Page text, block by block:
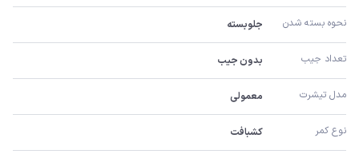
نحوه بسته شدن جلوبسته
تعداد جیب بدون جیب
مدل تیشرت معمولی
نوع کمر کشبافت